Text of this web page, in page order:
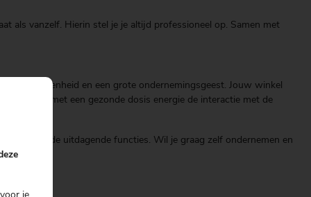
als vanzelf. Hierin stel je je altijd professioneel op. Samen met
betrokkenheid en een grote ondernemingsgeest. Jouw winkel
je met een gezonde dosis energie de interactie met de
uitdagende functies. Wil je graag zelf ondernemen en